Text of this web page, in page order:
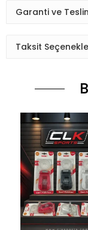
Garanti ve
Taksit